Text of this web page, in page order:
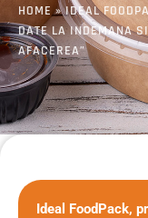
HOME»IDEAL
DATE LA INDEMANA
AFACEREA”
Ideal FoodPack,